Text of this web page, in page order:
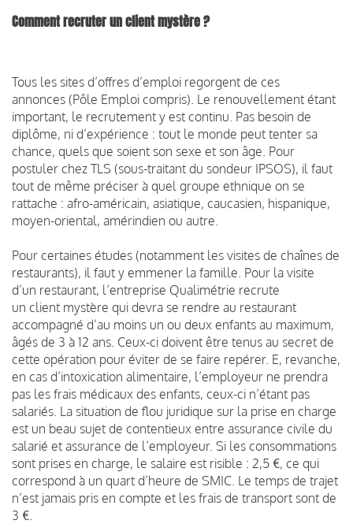
Comment recruter un client mystère ?
Tous les sites d’offres d’emploi regorgent de ces
annonces (Pôle Emploi compris). Le renouvellement étant
important, le recrutement y est continu. Pas besoin de
diplôme, ni d’expérience : tout le monde peut tenter sa
chance, quels que soient son sexe et son âge. Pour
postuler chez TLS (sous-traitant du sondeur IPSOS), il faut
tout de même préciser à quel groupe ethnique on se
rattache : afro-américain, asiatique, caucasien, hispanique,
moyen-oriental, amérindien ou autre.
Pour certaines études (notamment les visites de chaînes de
restaurants), il faut y emmener la famille. Pour la visite
d’un restaurant, l’entreprise Qualimétrie recrute
un client mystère qui devra se rendre au restaurant
accompagné d’au moins un ou deux enfants au maximum,
âgés de 3 à 12 ans. Ceux-ci doivent être tenus au secret de
cette opération pour éviter de se faire repérer. E, revanche,
en cas d’intoxication alimentaire, l’employeur ne prendra
pas les frais médicaux des enfants, ceux-ci n’étant pas
salariés. La situation de flou juridique sur la prise en charge
est un beau sujet de contentieux entre assurance civile du
salarié et assurance de l’employeur. Si les consommations
sont prises en charge, le salaire est risible : 2,5 €, ce qui
correspond à un quart d’heure de SMIC. Le temps de trajet
n’est jamais pris en compte et les frais de transport sont de
3 €.